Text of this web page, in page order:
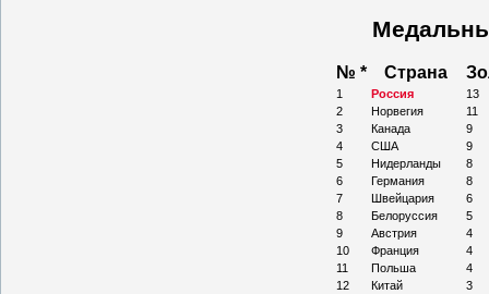
№ * Страна
1 Россия
13
2
Норвегия
11
3
Канада
9
4
США
9
5
Нидерланды
8
6
Германия
8
7
Швейцария
6
8
Белоруссия
5
9
Австрия
4
10
Франция
4
11
Польша
4
12
Китай
3